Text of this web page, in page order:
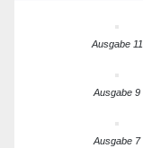
Ausgabe 11
Ausgabe 9
Ausgabe 7